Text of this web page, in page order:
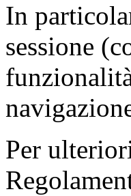
In
sessione
Per